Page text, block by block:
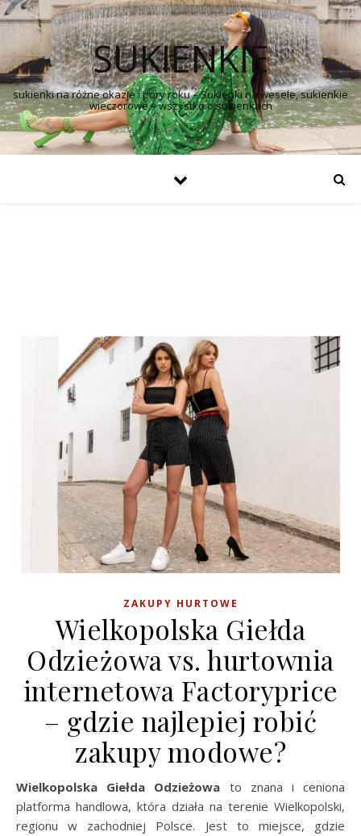
SUKIENKIE
sukienki na różne okazje i pory roku – Sukienki na wesele, sukienkie
wieczorowe – wszystko o sukienkach
ZAKUPY HURTOWE
Wielkopolska Giełda
Odzieżowa vs. hurtownia
internetowa Factoryprice
– gdzie najlepiej robić
zakupy modowe?
Wielkopolska Giełda Odzieżowa to znana i ceniona
platforma handlowa, która działa na terenie Wielkopolski,
regionu w zachodniej Polsce. Jest to miejsce, gdzie